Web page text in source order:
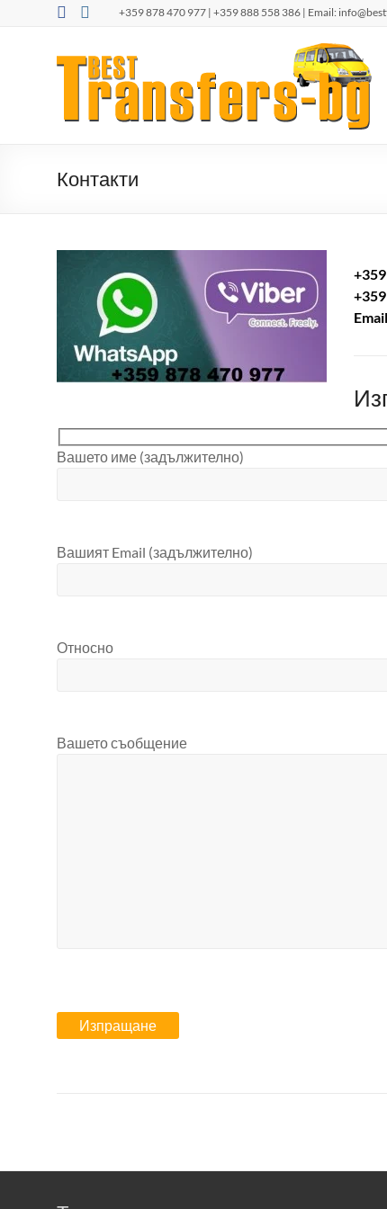
+359 878 470 977 | +359 888 558 386 | Email:
Besttransfers-
bg.com
Такси
Бургас /
летище
Бургас/.
Бургас
Контакти
Вашето име (задължително)
Вашият Email (задължително)
Относно
Вашето съобщение